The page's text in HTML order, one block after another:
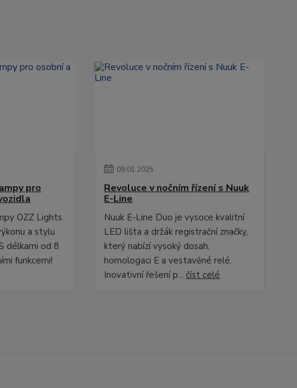
pro
OZZ Lights
a stylu
délkami od 8
funkcemi!
09.01.2025
Revoluce v nočním řízení s Nuuk
E-Line
Nuuk E-Line Duo je vysoce kvalitní
LED lišta a držák registrační značky,
který nabízí vysoký dosah,
homologaci E a vestavěné relé.
Inovativní řešení p...číst celé